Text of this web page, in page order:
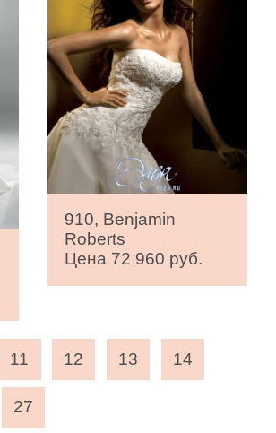
910, Benjamin
Roberts
Цена 72 960 руб.
11 12 13 14
27